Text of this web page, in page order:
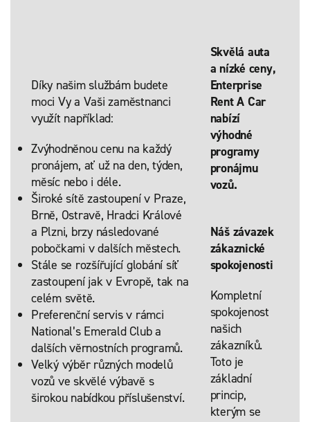
Díky našim službám budete
moci Vy a Vaši zaměstnanci
využít například:
Zvýhodněnou cenu na každý
pronájem, ať už na den, týden,
měsíc nebo i déle.
Široké sítě zastoupení v Praze,
Brně, Ostravě, Hradci Králové
a Plzni, brzy následované
pobočkami v dalších městech.
Stále se rozšířující globání síť
zastoupení jak v Evropě, tak na
celém světě.
Preferenční servis v rámci
National’s Emerald Club a
dalších věrnostních programů.
Velký výběr různých modelů
vozů ve skvělé výbavě s
širokou nabídkou příslušenství.
Skvělá auta
a nízké ceny,
Enterprise
Rent A Car
nabízí
výhodné
programy
pronájmu
vozů.
Náš závazek
zákaznické
spokojenosti
Kompletní
spokojenost
našich
zákazníků.
Toto je
základní
princip,
kterým se